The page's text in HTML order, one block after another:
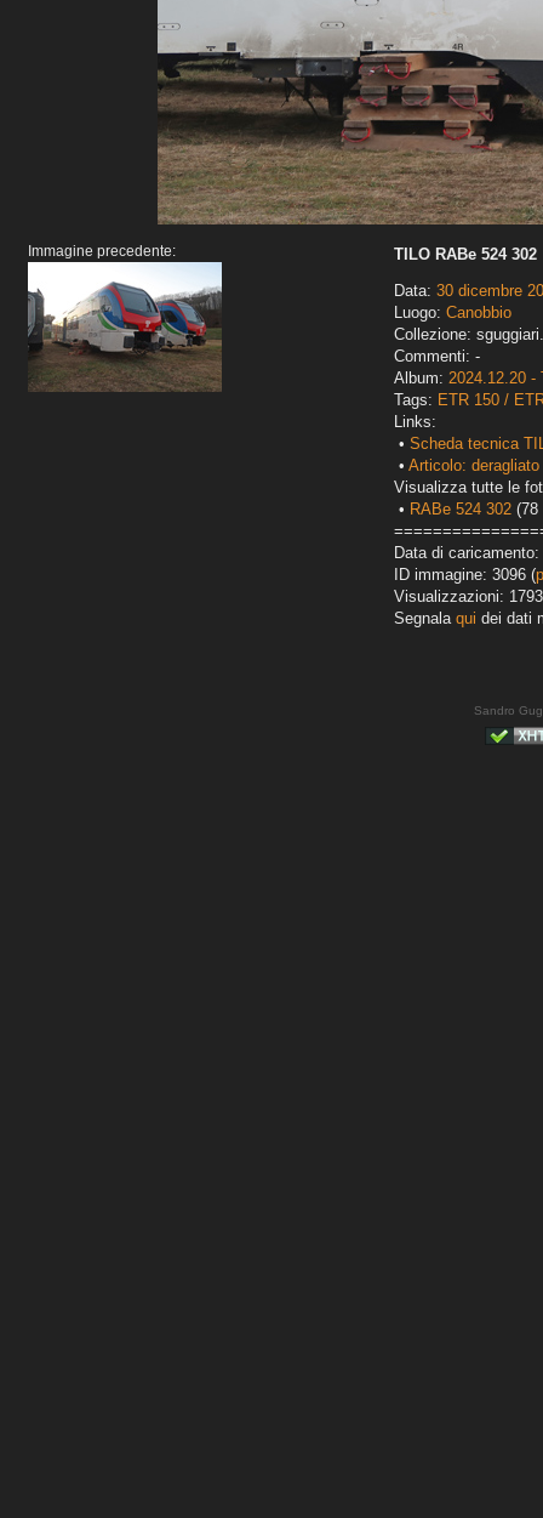
Immagine precedente:
TILO RABe 524 302
Data: 30 dicembre
Luogo: Canobbio
Collezione:
Commenti: -
Album: 2024.12.20 -
Tags: ETR 150 /
Links:
• Scheda tecnica
• Articolo:
Visualizza tutte le
• RABe 524 302 (78
Data di
ID immagine: 3096 (
Visualizzazioni: 1793
Segnala qui dei dati
Sandro